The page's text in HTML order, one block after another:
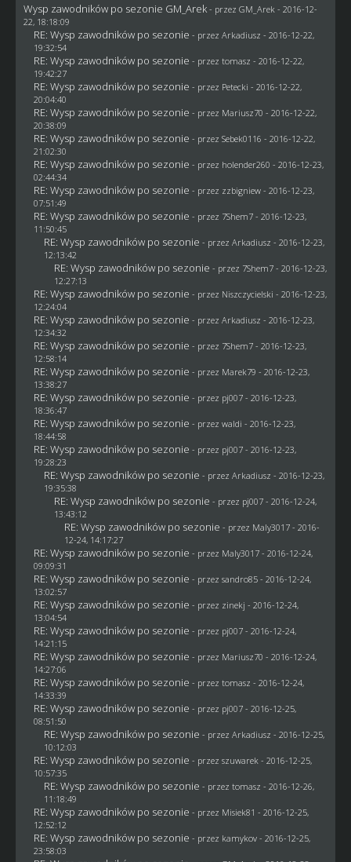
Wysp zawodników po sezonie GM_Arek - przez GM_Arek - 2016-12-
22, 18:18:09
RE: Wysp zawodników po sezonie - przez Arkadiusz - 2016-12-22,
19:32:54
RE: Wysp zawodników po sezonie - przez tomasz - 2016-12-22,
19:42:27
RE: Wysp zawodników po sezonie - przez Petecki - 2016-12-22,
20:04:40
RE: Wysp zawodników po sezonie - przez Mariusz70 - 2016-12-22,
20:38:09
RE: Wysp zawodników po sezonie - przez Sebek0116 - 2016-12-22,
21:02:30
RE: Wysp zawodników po sezonie - przez holender260 - 2016-12-23,
02:44:34
RE: Wysp zawodników po sezonie - przez zzbigniew- 2016-12-23,
07:51:49
RE: Wysp zawodników po sezonie - przez 7Shem7- 2016-12-23,
11:50:45
RE: Wysp zawodników po sezonie - przez Arkadiusz - 2016-12-23,
12:13:42
RE: Wysp zawodników po sezonie - przez 7Shem7- 2016-12-23,
12:27:13
RE: Wysp zawodników po sezonie - przez Niszczycielski - 2016-12-23,
12:24:04
RE: Wysp zawodników po sezonie - przez Arkadiusz - 2016-12-23,
12:34:32
RE: Wysp zawodników po sezonie - przez 7Shem7- 2016-12-23,
12:58:14
RE: Wysp zawodników po sezonie - przez Marek79 - 2016-12-23,
13:38:27
RE: Wysp zawodników po sezonie - przez pj007- 2016-12-23,
18:36:47
RE: Wysp zawodników po sezonie - przez waldi - 2016-12-23,
18:44:58
RE: Wysp zawodników po sezonie - przez pj007- 2016-12-23,
19:28:23
RE: Wysp zawodników po sezonie - przez Arkadiusz - 2016-12-23,
19:35:38
RE: Wysp zawodników po sezonie - przez pj007- 2016-12-24,
13:43:12
RE: Wysp zawodników po sezonie - przez Maly3017- 2016-
12-24, 14:17:27
RE: Wysp zawodników po sezonie - przez Maly3017- 2016-12-24,
09:09:31
RE: Wysp zawodników po sezonie - przez sandro85- 2016-12-24,
13:02:57
RE: Wysp zawodników po sezonie - przez zinekj - 2016-12-24,
13:04:54
RE: Wysp zawodników po sezonie - przez pj007- 2016-12-24,
14:21:15
RE: Wysp zawodników po sezonie - przez Mariusz70 - 2016-12-24,
14:27:06
RE: Wysp zawodników po sezonie - przez tomasz - 2016-12-24,
14:33:39
RE: Wysp zawodników po sezonie - przez pj007- 2016-12-25,
08:51:50
RE: Wysp zawodników po sezonie - przez Arkadiusz - 2016-12-25,
10:12:03
RE: Wysp zawodników po sezonie - przez szuwarek - 2016-12-25,
10:57:35
RE: Wysp zawodników po sezonie - przez tomasz - 2016-12-26,
11:18:49
RE: Wysp zawodników po sezonie - przez Misiek81 - 2016-12-25,
12:52:12
RE: Wysp zawodników po sezonie - przez kamykov- 2016-12-25,
23:58:03